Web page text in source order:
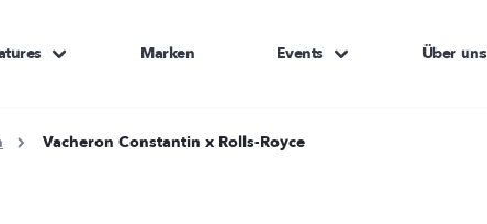
Marken Events Über uns
Vacheron Constantin x Rolls-Royce